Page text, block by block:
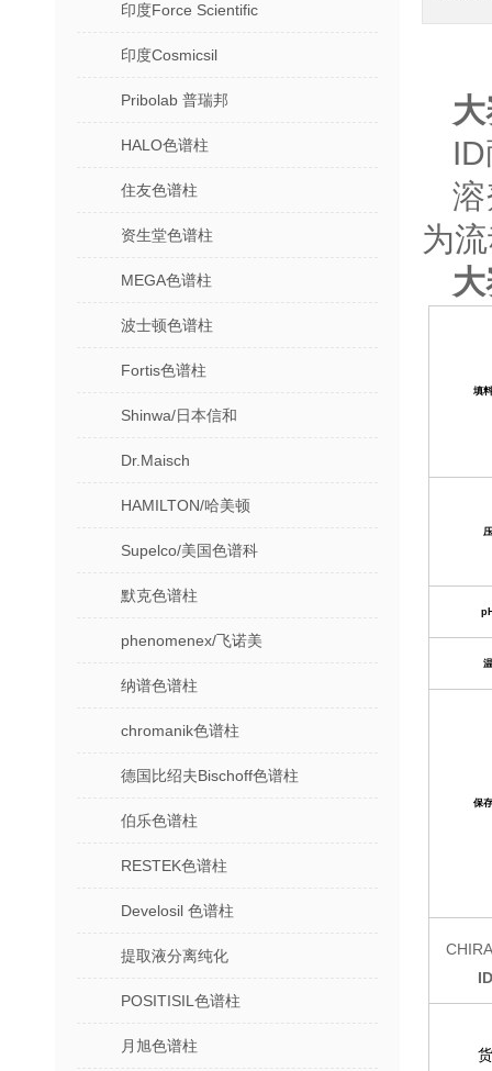
印度Force Scientific
印度Cosmicsil
Pribolab 普瑞邦
HALO色谱柱
住友色谱柱
资生堂色谱柱
MEGA色谱柱
波士顿色谱柱
Fortis色谱柱
Shinwa/日本信和
Dr.Maisch
HAMILTON/哈美顿
Supelco/美国色谱科
默克色谱柱
phenomenex/飞诺美
纳谱色谱柱
chromanik色谱柱
德国比绍夫Bischoff色谱柱
伯乐色谱柱
RESTEK色谱柱
Develosil 色谱柱
提取液分离纯化
POSITISIL色谱柱
月旭色谱柱
为
填
保